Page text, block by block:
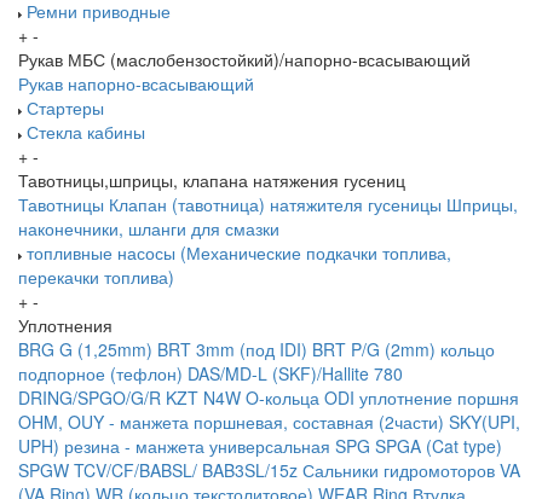
Ремни приводные
+ -
Рукав МБС (маслобензостойкий)/напорно-всасывающий
Рукав напорно-всасывающий
Стартеры
Стекла кабины
+ -
Тавотницы,шприцы, клапана натяжения гусениц
Тавотницы Клапан (тавотница) натяжителя гусеницы Шприцы,
наконечники, шланги для смазки
топливные насосы (Механические подкачки топлива,
перекачки топлива)
+ -
Уплотнения
BRG G (1,25mm) BRT 3mm (под IDI) BRT P/G (2mm) кольцо
подпорное (тефлон) DAS/MD-L (SKF)/Hallite 780
DRING/SPGO/G/R KZT N4W O-кольца ODI уплотнение поршня
OHM, OUY - манжета поршневая, составная (2части) SKY(UPI,
UPH) резина - манжета универсальная SPG SPGA (Cat type)
SPGW TCV/CF/BABSL/ BAB3SL/15z Сальники гидромоторов VA